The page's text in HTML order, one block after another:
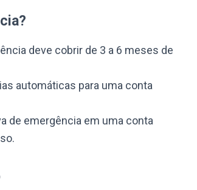
deve cobrir de 3 a 6 meses de
automáticas para uma conta
de emergência em uma conta